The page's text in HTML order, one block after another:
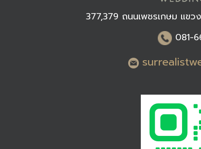
377,379 ถนนเพชรเกษม แข
081-6